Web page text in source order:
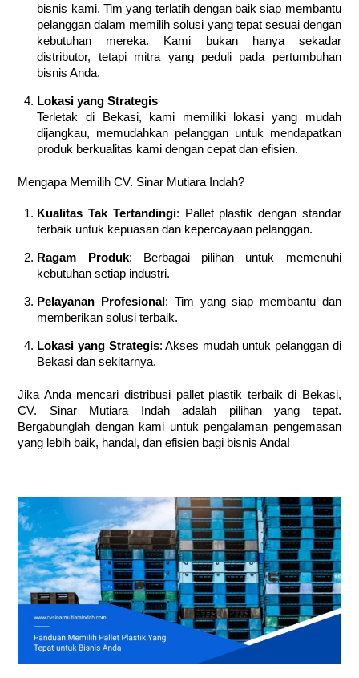
bisnis kami. Tim yang terlatih dengan baik siap membantu
pelanggan dalam memilih solusi yang tepat sesuai dengan
kebutuhan mereka. Kami bukan hanya sekadar
distributor, tetapi mitra yang peduli pada pertumbuhan
bisnis Anda.
Lokasi yang Strategis
Terletak di Bekasi, kami memiliki lokasi yang mudah
dijangkau, memudahkan pelanggan untuk mendapatkan
produk berkualitas kami dengan cepat dan efisien.
Mengapa Memilih CV. Sinar Mutiara Indah?
Kualitas Tak Tertandingi: Pallet plastik dengan standar
terbaik untuk kepuasan dan kepercayaan pelanggan.
Ragam Produk: Berbagai pilihan untuk memenuhi
kebutuhan setiap industri.
Pelayanan Profesional: Tim yang siap membantu dan
memberikan solusi terbaik.
Lokasi yang Strategis: Akses mudah untuk pelanggan di
Bekasi dan sekitarnya.
Jika Anda mencari distribusi pallet plastik terbaik di Bekasi,
CV. Sinar Mutiara Indah adalah pilihan yang tepat.
Bergabunglah dengan kami untuk pengalaman pengemasan
yang lebih baik, handal, dan efisien bagi bisnis Anda!